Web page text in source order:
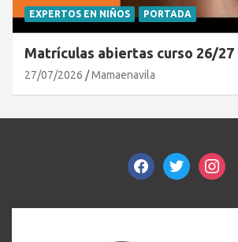
EXPERTOS EN NIÑOS PORTADA
Matrículas abiertas curso 26/27
27/07/2026 Mamaenavila
facebooktwitter